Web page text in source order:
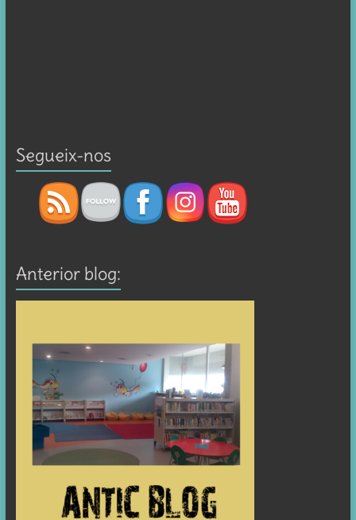
Segueix-nos
Anterior blog: